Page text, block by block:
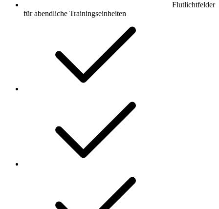
Flutlichtfelder
für abendliche Trainingseinheiten